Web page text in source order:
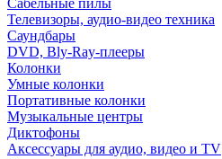
Сабельные пилы
Телевизоры, аудио-видео техника
Саундбары
DVD, Bly-Ray-плееры
Колонки
Умные колонки
Портативные колонки
Музыкальные центры
Диктофоны
Аксессуары для аудио, видео и TV